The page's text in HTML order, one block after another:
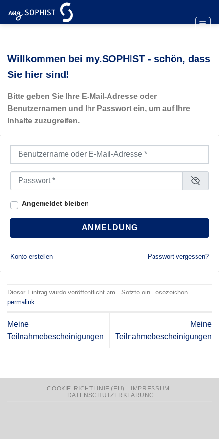
Inhalt
Willkommen bei my.SOPHIST - schön, dass
Sie hier sind!
Bitte geben Sie Ihre E-Mail-Adresse oder
Benutzernamen und Ihr Passwort ein, um auf Ihre
Inhalte zuzugreifen.
Benutzername oder E-Mail-Adresse
Passwort
Angemeldet bleiben
ANMELDUNG
Konto erstellen Passwort vergessen?
Dieser Eintrag wurde veröffentlicht am . Setzte ein Lesezeichen
permalink.
Meine
Teilnahmebescheinigungen
Meine
Teilnahmebescheinigungen
COOKIE-RICHTLINIE (EU)
IMPRESSUM
DATENSCHUTZERKLÄRUNG